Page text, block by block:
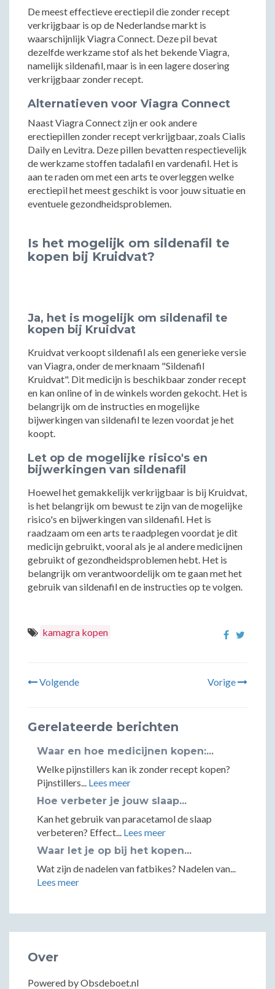
De meest effectieve erectiepil die zonder recept
verkrijgbaar is op de Nederlandse markt is
waarschijnlijk Viagra Connect. Deze pil bevat
dezelfde werkzame stof als het bekende Viagra,
namelijk sildenafil, maar is in een lagere dosering
verkrijgbaar zonder recept.
Alternatieven voor Viagra Connect
Naast Viagra Connect zijn er ook andere
erectiepillen zonder recept verkrijgbaar, zoals Cialis
Daily en Levitra. Deze pillen bevatten respectievelijk
de werkzame stoffen tadalafil en vardenafil. Het is
aan te raden om met een arts te overleggen welke
erectiepil het meest geschikt is voor jouw situatie en
eventuele gezondheidsproblemen.
Is het mogelijk om sildenafil te
kopen bij Kruidvat?
Ja, het is mogelijk om sildenafil te
kopen bij Kruidvat
Kruidvat verkoopt sildenafil als een generieke versie
van Viagra, onder de merknaam "Sildenafil
Kruidvat". Dit medicijn is beschikbaar zonder recept
en kan online of in de winkels worden gekocht. Het is
belangrijk om de instructies en mogelijke
bijwerkingen van sildenafil te lezen voordat je het
koopt.
Let op de mogelijke risico's en
bijwerkingen van sildenafil
Hoewel het gemakkelijk verkrijgbaar is bij Kruidvat,
is het belangrijk om bewust te zijn van de mogelijke
risico's en bijwerkingen van sildenafil. Het is
raadzaam om een arts te raadplegen voordat je dit
medicijn gebruikt, vooral als je al andere medicijnen
gebruikt of gezondheidsproblemen hebt. Het is
belangrijk om verantwoordelijk om te gaan met het
gebruik van sildenafil en de instructies op te volgen.
kamagra kopen
Volgende Vorige
Gerelateerde berichten
Waar en hoe medicijnen kopen:...
Welke pijnstillers kan ik zonder recept kopen?
Pijnstillers... Lees meer
Hoe verbeter je jouw slaap...
Kan het gebruik van paracetamol de slaap
verbeteren? Effect... Lees meer
Waar let je op bij het kopen...
Wat zijn de nadelen van fatbikes? Nadelen van...
Lees meer
Over
Powered by Obsdeboet.nl